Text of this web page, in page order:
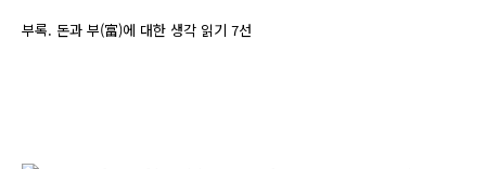
부록. 돈과 부(富)에 대한 생각 읽기 7선